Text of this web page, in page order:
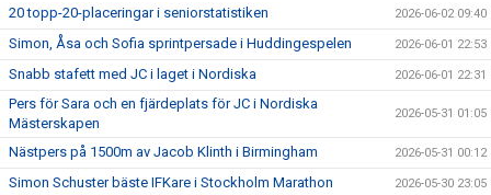
20 topp-20-placeringar i seniorstatistiken 2026-06-02 09:40
Simon, Åsa och Sofia sprintpersade i Huddingespelen 2026-06-01 22:53
Snabb stafett med JC i laget i Nordiska 2026-06-01 22:31
Pers för Sara och en fjärdeplats för JC i Nordiska
Mästerskapen
2026-05-31 01:05
Nästpers på 1500m av Jacob Klinth i Birmingham 2026-05-31 00:12
Simon Schuster bäste IFKare i Stockholm Marathon 2026-05-30 23:05